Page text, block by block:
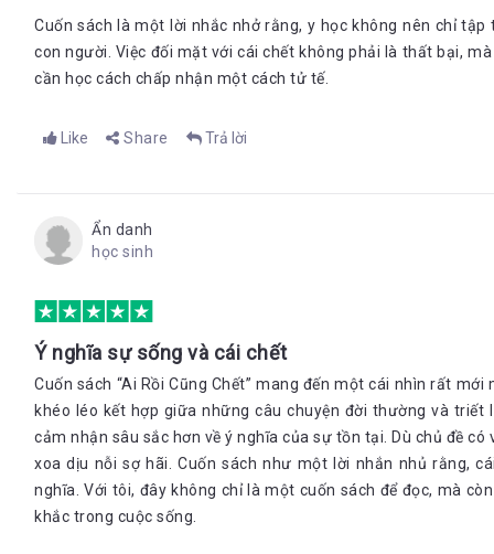
Trước kia chúng ta luôn cho rằng, sứ mệnh của một bác sỹ là
gieo những hạt mầm hy vọng cho bệnh nhân của mình để họ
bệnh nhân hiểu rõ hơn về cái chết và làm thế nào để có thể đối
khuyến khuyết trong việc giúp chúng ta chuẩn bị cho cái chết –
Vạn vật vô thương, có sinh có diệt, không gì vương vấn là niềm
Tác Giả: Thanh Dung
Theo dõi fanpage củaBookademyđể cập nhật các thông tin
link: https://www.facebook.com/bookademy.vn/
Trở thành CTV viết reviews sách để có cơ hội đọc và nhận
hoặc Việt) về: partner.bookademy@gmail.com
Cuốn sách là một lời nhắc nhở rằng, y học không nên chỉ
con người. Việc đối mặt với cái chết không phải là thất bại,
cần học cách chấp nhận một cách tử tế.
Like Share Trả lời
Ẩn danh
học sinh
Ý nghĩa sự sống và cái chết
Cuốn sách “Ai Rồi Cũng Chết” mang đến một cái nhìn rất
khéo léo kết hợp giữa những câu chuyện đời thường và
cảm nhận sâu sắc hơn về ý nghĩa của sự tồn tại. Dù chủ đề
xoa dịu nỗi sợ hãi. Cuốn sách như một lời nhắn nhủ rằng,
nghĩa. Với tôi, đây không chỉ là một cuốn sách để đọc, mà
khắc trong cuộc sống.